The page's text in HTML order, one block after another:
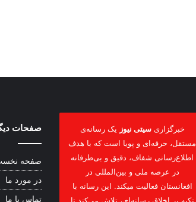
خبرگزاریسیتی نیوز یک رسانه‌ی
مستقل، حرفه‌ای و پویا است که با هدف
اطلاع‌رسانی شفاف، دقیق و بی‌طرفانه
در عرصه ملی و بین‌المللی در
افغانستان فعالیت میکند. این رسانه با
صفحات
صفحه
در مورد ما
تماس با ما